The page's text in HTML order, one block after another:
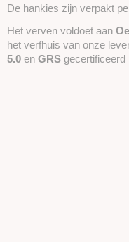
De hankies zijn verpakt
Het verven voldoet aan
het verfhuis van onze
5.0 en GRS gecertificeerd